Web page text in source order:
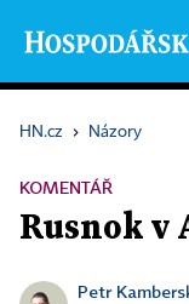
HN.cz › Názory
KOMENTÁŘ
Rusnok v
Petr